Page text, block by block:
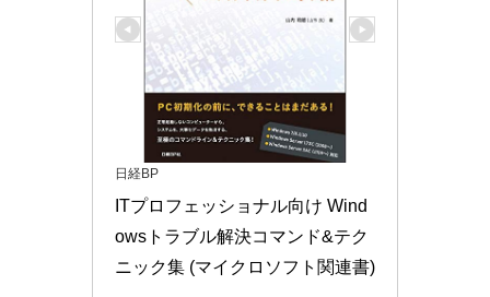
日経BP
ITプロフェッショナル向け Wind
owsトラブル解決コマンド&テク
ニック集 (マイクロソフト関連書)